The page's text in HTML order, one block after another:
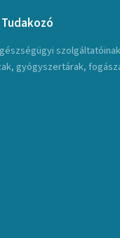
Tudakozó
gyógyszertárak,